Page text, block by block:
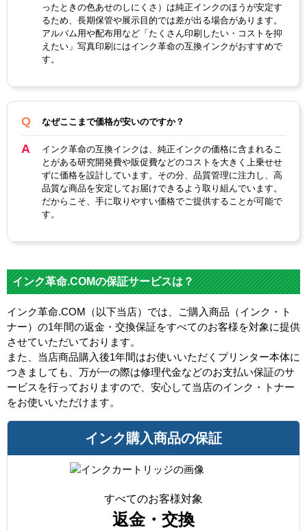
プったときの色あせのしにくさ）は純正インクのほうが安定す
るため、長期保管や展示目的では差が出る場合があります。
アルバム用や配布用など「たくさん印刷したい・コストを抑
えたい」写真印刷にはインク革命の互換インクがおすすめで
す。
なぜここまで価格が安いのですか？
インク革命の互換インクは、純正インクの価格に含まれるこ
とがある研究開発費や販促費などのコストを大きく上乗せせ
ずに価格を設計しています。その分、品質管理に注力し、高
品質な商品を安定してお届けできるよう取り組んでいます。
だからこそ、手に取りやすい価格でご提供することが可能で
す。
インク革命.COMの保証サービスは？
インク革命.COM（以下当店）では、ご購入商品（インク・ト
ナー）の1年間の返金・交換保証をすべてのお客様を対象に提供
させていただいております。
また、当店商品購入後1年間はお使いいただくプリンター本体に
つきましても、万が一の際は修理代金などのお支払い保証のサ
ービスを行っておりますので、安心して当店のインク・トナー
をお使いいただけます。
インク購入商品の保証
すべてのお客様対象
返金・交換